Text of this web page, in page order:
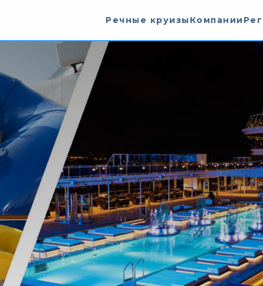
Речные круизы Компании